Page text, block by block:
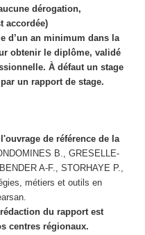
dérogation,
accordée)
d’un an minimum dans la
obtenir le diplôme, validé
À défaut un stage
un rapport de stage.
de référence de la
B., GRESELLE-
A-F., STORHAYE P.,
métiers et outils en
du rapport est
centres régionaux.